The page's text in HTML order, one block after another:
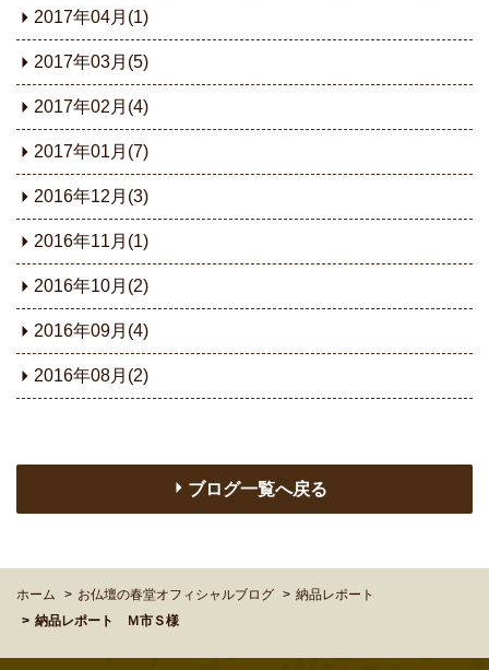
2017年04月(1)
2017年03月(5)
2017年02月(4)
2017年01月(7)
2016年12月(3)
2016年11月(1)
2016年10月(2)
2016年09月(4)
2016年08月(2)
ブログ一覧へ戻る
ホーム お仏壇の春堂オフィシャルブログ
納品レポート
納品レポート Ｍ市Ｓ様